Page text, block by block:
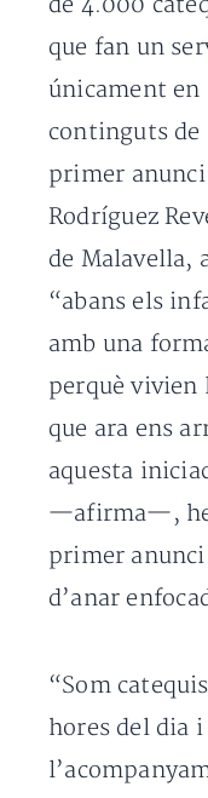
que fan un
únicament
continguts de
primer
Rodríguez
de Malavella,
“abans els
amb una
perquè vivien
que ara ens
aquesta
—afirma—,
primer
d’anar
“Som
hores del dia